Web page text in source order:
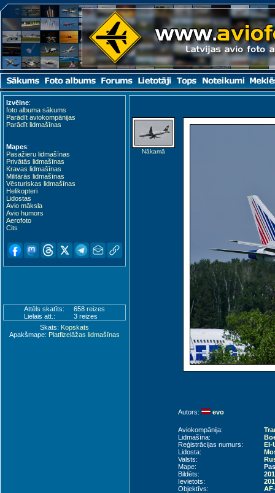
Izvēlne:
foto albuma sākums
Parādīt aviokompānijas
Parādīt lidmašīnas
Mapes:
Pasažieru lidmašīnas
Privātās lidmašīnas
Kravas lidmašīnas
Militārās lidmašīnas
Vēsturiskas lidmašīnas
Helikopteri
Lidostas
Avio māksla
Avio humors
Aerofoto
Cits
Attēls skatīts:
658 reizes
Lielais att.:
3 reizes
Skats: Kopskats
Apakšmape: Platfizelāžas lidmašīnas
Nākamā
Autors: evo
Aviokompānija:
Lidmašīna:
Reģistrācijas numurs:
EI-
Lidosta:
Valsts:
Mape:
Bildēts:
Ievietots:
Objektīvs: